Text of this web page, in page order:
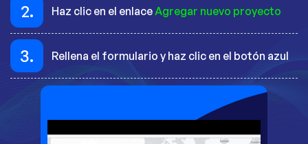
2. Haz clic en el enlaceAgregar nuevo proyecto
3. Rellena el formulario y haz clic en el botón azul